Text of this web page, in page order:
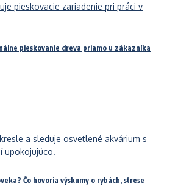
pieskovanie dreva priamo u zákazníka
Čo hovoria výskumy o rybách, strese